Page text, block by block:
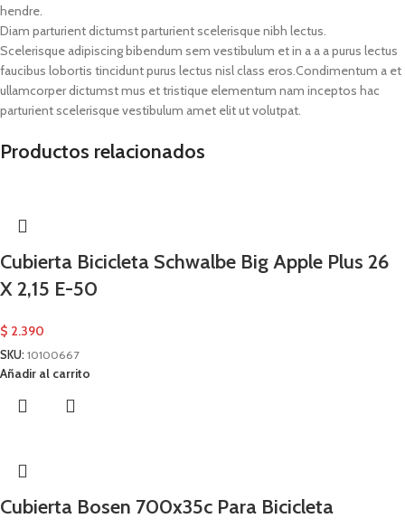
hendre.
Diam parturient dictumst parturient scelerisque nibh lectus.
Scelerisque adipiscing bibendum sem vestibulum et in a a a purus lectus
faucibus lobortis tincidunt purus lectus nisl class eros.Condimentum a et
ullamcorper dictumst mus et tristique elementum nam inceptos hac
parturient scelerisque vestibulum amet elit ut volutpat.
Productos relacionados
Cubierta Bicicleta Schwalbe Big Apple Plus 26
X 2,15 E-50
$ 2.390
SKU: 10100667
Añadir al carrito
Cubierta Bosen 700x35c Para Bicicleta